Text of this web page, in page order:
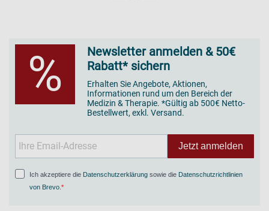
%
Newsletter anmelden & 50€
Rabatt* sichern
Erhalten Sie Angebote, Aktionen,
Informationen rund um den Bereich der
Medizin & Therapie. *Gültig ab 500€ Netto-
Bestellwert, exkl. Versand.
Jetzt anmelden
Ich akzeptiere die Datenschutzerklärung sowie die Datenschutzrichtlinien
von Brevo